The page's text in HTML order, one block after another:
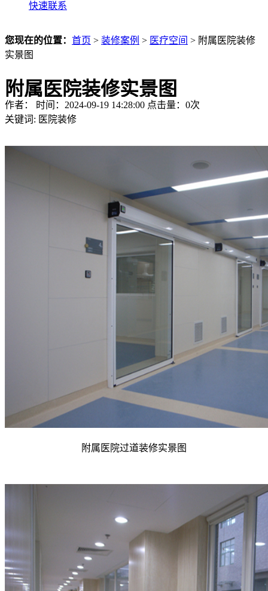
快速联系
您现在的位置： 首页 > 装修案例 > 医疗空间 > 附属医院装修
实景图
附属医院装修实景图
作者： 时间：2024-09-19 14:28:00 点击量： 0次
关键词: 医院装修
附属医院过道装修实景图